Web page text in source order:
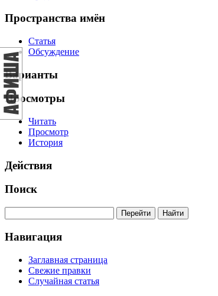
Пространства имён
Статья
Обсуждение
Варианты
Просмотры
Читать
Просмотр
История
Действия
Поиск
Навигация
Заглавная страница
Свежие правки
Случайная статья